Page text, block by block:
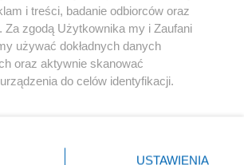
Instagram Youtube
i treści, badanie odbiorców oraz
Za zgodą Użytkownika my i Zaufani
używać dokładnych danych
oraz aktywnie skanować
do celów identyfikacji.
klikając przycisk ustawień prywatności
USTAWIENIA